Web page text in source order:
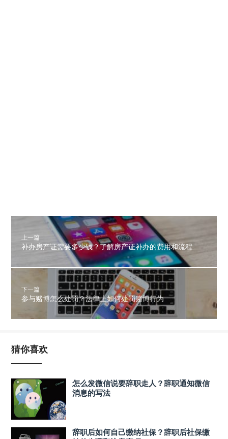
上一篇
补办房产证需要多少钱？了解房产证补办的费用和流程
下一篇
参与赌博怎么处罚？法律上如何处罚赌博行为
猜你喜欢
怎么发微信说要辞职走人？辞职通知微信
消息的写法
辞职后如何自己缴纳社保？辞职后社保缴